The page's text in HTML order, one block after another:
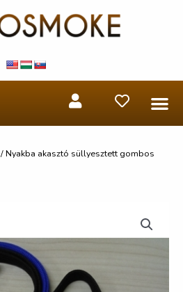
/ Nyakba akasztó süllyesztett gombos